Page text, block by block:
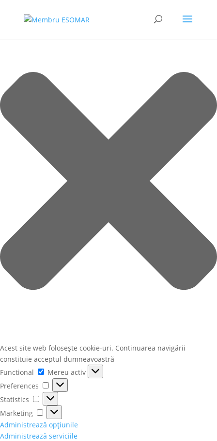
Gestionează consimțământul
Acest site web folosește cookie-uri. Continuarea navigării
constituie acceptul dumneavoastră
Functional
Functional
Mereu activ
Preferences
Preferences
Statistics
Statistics
Marketing
Marketing
Administrează opțiunile
Administrează serviciile